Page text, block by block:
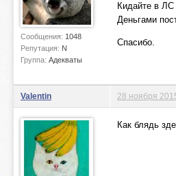
Сообщения: 1048
Репутация: N
Группа: Адекваты
Кидайте в ЛС
Деньгами
Спасибо.
Valentin 28 ноября
Как блядь